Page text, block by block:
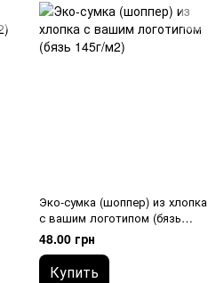
Эко-сумка (шоппер) из хлопка
с вашим логотипом (бязь
145г/м2)
48.00 грн
Купить